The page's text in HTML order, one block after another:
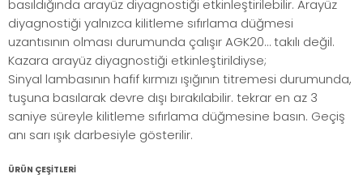
basıldığında arayüz diyagnostiği etkinleştirilebilir. Arayüz
diyagnostiği yalnızca kilitleme sıfırlama düğmesi
uzantısının olması durumunda çalışır AGK20… takılı değil.
Kazara arayüz diyagnostiği etkinleştirildiyse;
Sinyal lambasının hafif kırmızı ışığının titremesi durumunda,
tuşuna basılarak devre dışı bırakılabilir. tekrar en az 3
saniye süreyle kilitleme sıfırlama düğmesine basın. Geçiş
anı sarı ışık darbesiyle gösterilir.
ÜRÜN ÇEŞİTLERİ